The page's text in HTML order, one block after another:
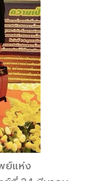
ย์แห่ง